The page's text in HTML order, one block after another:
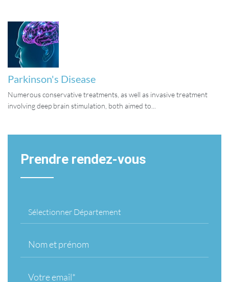
Parkinson's Disease
Numerous conservative treatments, as well as invasive treatment
involving deep brain stimulation, both aimed to...
Prendre rendez-vous